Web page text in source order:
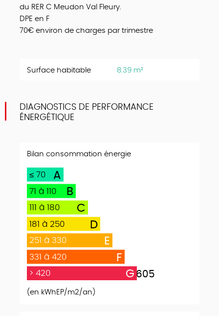
du RER C Meudon Val Fleury.
DPE en F
70€ environ de charges par trimestre
Surface habitable 8.39 m²
DIAGNOSTICS DE PERFORMANCE
ÉNERGÉTIQUE
Bilan consommation énergie
A
≤ 70
B
71 à 110
C
111 à 180
D
181 à 250
E
251 à 330
F
331 à 420
605
G
> 420
(en kWhEP/m2/an)